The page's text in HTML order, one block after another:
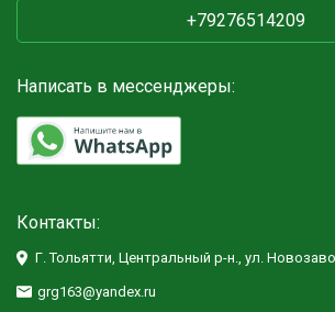
+79276514209
Написать в мессенджеры:
Контакты:
Г. Тольятти, Центральный р-н., ул.
grg163@yandex.ru